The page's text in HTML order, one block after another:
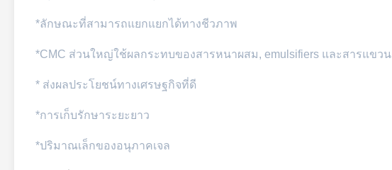
*ลักษณะที่สามารถแยกแยกได้ทางชีวภาพ
*CMC ส่วนใหญ่ใช้ผลกระทบของสารหนาผสม, emulsifiers และสารแขวน
* ส่งผลประโยชน์ทางเศรษฐกิจที่ดี
*การเก็บรักษาระยะยาว
*ปริมาณเล็กของอนุภาคเจล